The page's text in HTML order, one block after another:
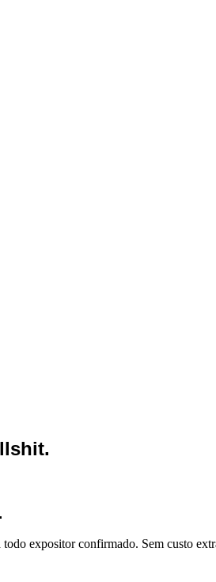
expositor confirmado. Sem custo